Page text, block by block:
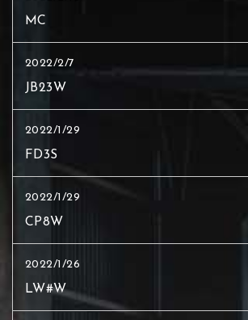
MC
2022/2/7
JB23W
2022/1/29
FD3S
2022/1/29
CP8W
2022/1/26
LW#W